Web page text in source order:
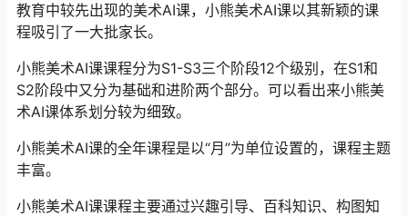
教育中较先出现的美术AI课，小熊美术AI课以其新颖的课
程吸引了一大批家长。
小熊美术AI课课程分为S1-S3三个阶段12个级别，在S1和
S2阶段中又分为基础和进阶两个部分。可以看出来小熊美
术AI课体系划分较为细致。
小熊美术AI课的全年课程是以“月”为单位设置的，课程主题
丰富。
小熊美术AI课课程主要通过兴趣引导、百科知识、构图知